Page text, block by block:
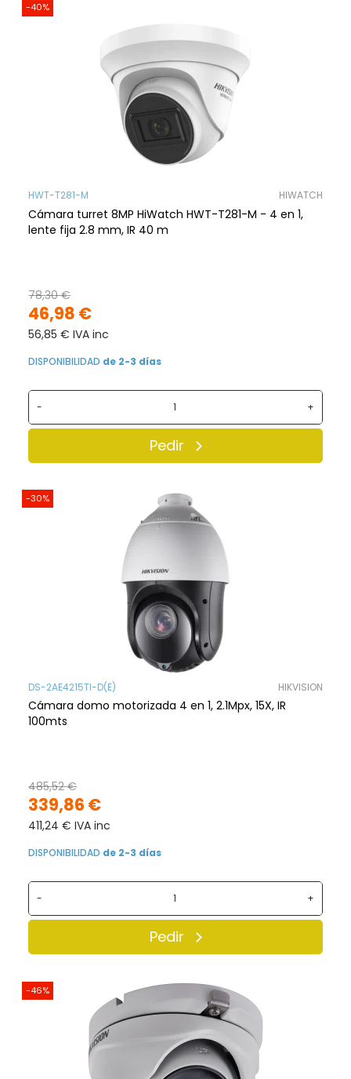
-40%
HWT-T281-M HIWATCH
Cámara turret 8MP HiWatch HWT-T281-M - 4 en 1,
lente fija 2.8 mm, IR 40 m
46,98 €
78,30 €
56,85 € IVA inc
DISPONIBILIDAD de 2-3 días
- +
Pedir
-30%
DS-2AE4215TI-D(E) HIKVISION
Cámara domo motorizada 4 en 1, 2.1Mpx, 15X, IR
100mts
339,86 €
485,52 €
411,24 € IVA inc
DISPONIBILIDAD de 2-3 días
- +
Pedir
-46%